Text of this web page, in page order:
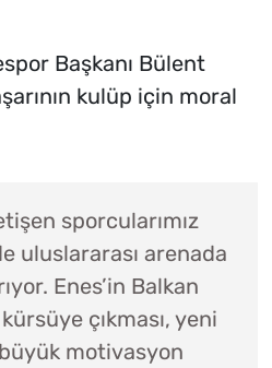
Başkanı Bülent
kulüp için moral
sporcularımız
uluslararası arenada
Enes’in Balkan
çıkması, yeni
motivasyon